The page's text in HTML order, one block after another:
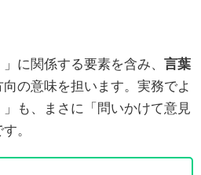
に関係する要素を含み、 言葉
向の意味を担います。実務でよ
も、まさに「問いかけて意見
。